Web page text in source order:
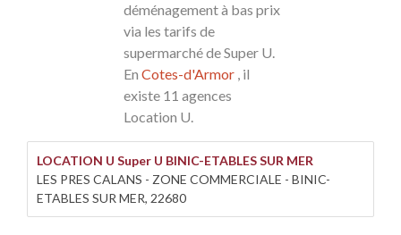
déménagement à bas prix
via les tarifs de
supermarché de Super U.
En Cotes-d'Armor , il
existe 11 agences
Location U.
LOCATION U Super U BINIC-ETABLES SUR MER
LES PRES CALANS - ZONE COMMERCIALE - BINIC-
ETABLES SUR MER, 22680